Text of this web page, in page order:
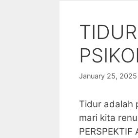
January 25, 2025
Tidur adalah
mari kita
PERSPEKTIF